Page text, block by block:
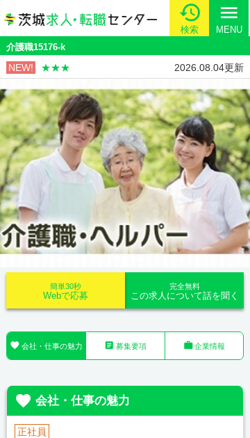
検索
menu
MENU
介護職15176-k
NEW! ★★★ 2026.08.04更新
完全無料
この求人について話を聞く
簡単30秒
Webで応募
 会社・仕事の魅力  募集要項 企業情報
 会社・仕事の魅力
正社員